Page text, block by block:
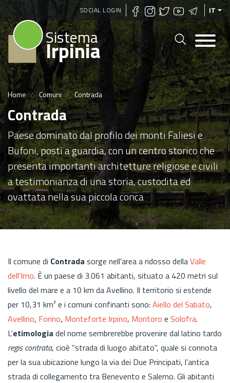
Salta
al
contenuto
principale
SOCIAL LOGIN IT
Sistema
Irpinia
Home Comuni Contrada
Contrada
Paese dominato dal profilo dei monti Faliesi e
Bufoni, posti a guardia, con un centro storico che
presenta importanti architetture religiose e civili
a testimonianza di una storia, custodita ed
ovattata nella sua piccola conca
Il comune di Contrada sorge nell'area a ridosso dellaValle
dell'Irno. È un paese di 3.061 abitanti, situato a 420 metri sul
livello del mare e a 10 km da Avellino. Il territorio si estende
per 10,31 km² e i comuni confinanti sono: Aiello del Sabato,
Avellino, Forino, Monteforte Irpino, Montoro e Solofra.
L'etimologia del nome sembrerebbe provenire dal latino tardo
regis contrata, cioè "strada di luogo abitato", quale si connota
per la sua ubicazione lungo la via dei Due Principati, l’antica
strada di collegamento tra Benevento e Salerno. Gli abitanti